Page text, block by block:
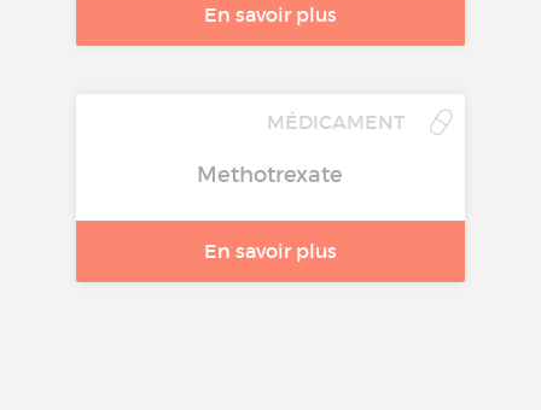
En savoir plus
MÉDICAMENT
Methotrexate
En savoir plus